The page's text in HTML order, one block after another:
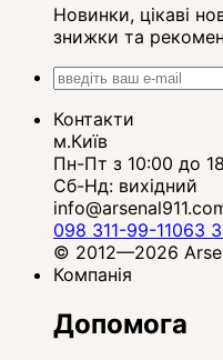
Новинки, цікаві
знижки та
Контакти
м.Київ
Пн-Пт з 10:00 до
Сб-Нд: вихідний
098 311-99-11063
© 2012—2026
Компанія
Допомога